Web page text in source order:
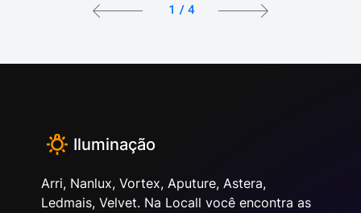
1 / 4
Iluminação
Arri, Nanlux, Vortex, Aputure, Astera,
Ledmais, Velvet. Na Locall você encontra as